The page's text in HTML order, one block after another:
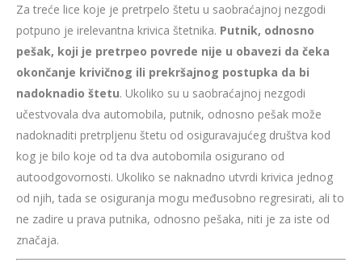
Za treće lice koje je pretrpelo štetu u saobraćajnoj nezgodi
potpuno je irelevantna krivica štetnika. Putnik, odnosno
pešak, koji je pretrpeo povrede nije u obavezi da čeka
okončanje krivičnog ili prekršajnog postupka da bi
nadoknadio štetu. Ukoliko su u saobraćajnoj nezgodi
učestvovala dva automobila, putnik, odnosno pešak može
nadoknaditi pretrpljenu štetu od osiguravajućeg društva kod
kog je bilo koje od ta dva autobomila osigurano od
autoodgovornosti. Ukoliko se naknadno utvrdi krivica jednog
od njih, tada se osiguranja mogu međusobno regresirati, ali to
ne zadire u prava putnika, odnosno pešaka, niti je za iste od
značaja.